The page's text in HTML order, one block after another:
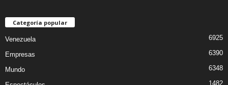
Categoría popular
Venezuela 6925
Empresas 6390
Mundo 6348
1482